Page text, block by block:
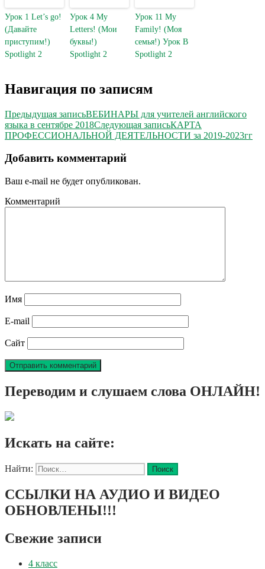
Урок 1 Let’s go!
(Давайте
приступим!)
Spotlight 2
Урок 4 My
Letters! (Мои
буквы!)
Spotlight 2
Урок 11 My
Family! (Моя
семья!) Урок B
Spotlight 2
Навигация по записям
Предыдущая записьВЕБИНАРЫ для учителей английского
языка в сентябре 2018Следующая записьКАРТА
ПРОФЕССИОНАЛЬНОЙ ДЕЯТЕЛЬНОСТИ за 2019-2023гг
Добавить комментарий
Ваш e-mail не будет опубликован.
Комментарий
Имя
E-mail
Сайт
Переводим и слушаем слова ОНЛАЙН!
Искать на сайте:
Найти:
ССЫЛКИ НА АУДИО И ВИДЕО
ОБНОВЛЕНЫ!!!
Свежие записи
4 класс